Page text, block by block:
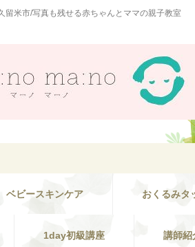
留米市/写真も残せる赤ちゃんとママの親子教室
ベビースキンケア おくるみタ
1day初級講座 講師紹